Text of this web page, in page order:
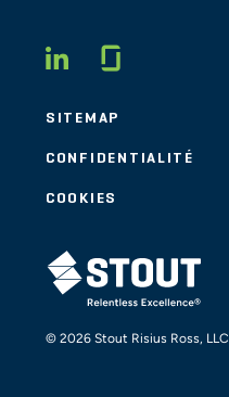
LINKEDIN
SITEMAP
CONFIDENTIALITÉ
COOKIES
STOUT LOGO
© 2026 Stout Risius Ross,